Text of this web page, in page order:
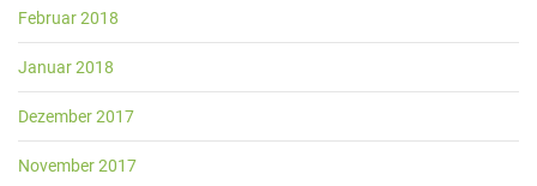
Februar 2018
Januar 2018
Dezember 2017
November 2017